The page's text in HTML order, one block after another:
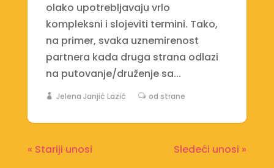
olako upotrebljavaju vrlo
kompleksni i slojeviti termini. Tako,
na primer, svaka uznemirenost
partnera kada druga strana odlazi
na putovanje/druženje sa...
Jelena Janjić Lazić od strane
« Stariji unosi Sledeći unosi »